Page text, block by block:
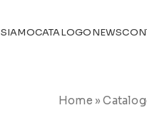
CATALOGONEWS
Home »